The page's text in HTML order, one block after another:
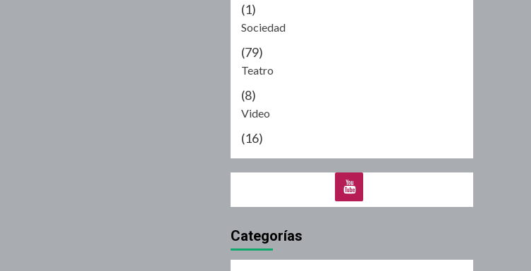
(1)
Sociedad
(79)
Teatro
(8)
Video
(16)
Categorías